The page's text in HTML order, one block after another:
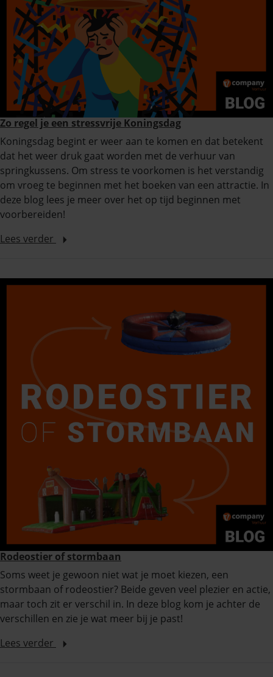
Zo regel je een stressvrije Koningsdag
Koningsdag begint er weer aan te komen en dat betekent
dat het weer druk gaat worden met de verhuur van
springkussens. Om stress te voorkomen is het verstandig
om vroeg te beginnen met het boeken van een attractie. In
deze blog lees je meer over het op tijd beginnen met
voorbereiden!
Lees verder
Rodeostier of stormbaan
Soms weet je gewoon niet wat je moet kiezen, een
stormbaan of rodeostier? Beide geven veel plezier en actie,
maar toch zit er verschil in. In deze blog kom je achter de
verschillen en zie je wat meer bij je past!
Lees verder